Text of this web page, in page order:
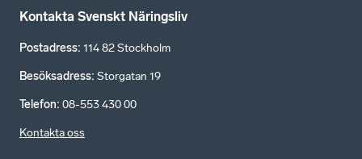
Kontakta Svenskt Näringsliv
Postadress: 114 82 Stockholm
Besöksadress: Storgatan 19
Telefon: 08-553 430 00
Kontakta oss